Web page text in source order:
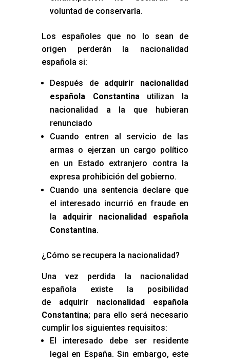
voluntad de conservarla.
Los españoles que no lo sean de
origen perderán la nacionalidad
española si:
Después de adquirir nacionalidad
española Constantinautilizan la
nacionalidad a la que hubieran
renunciado
Cuando entren al servicio de las
armas o ejerzan un cargo político
en un Estado extranjero contra la
expresa prohibición del gobierno.
Cuando una sentencia declare que
el interesado incurrió en fraude en
la adquirir nacionalidad española
Constantina.
¿Cómo se recupera la nacionalidad?
Una vez perdida la nacionalidad
española existe la posibilidad
de adquirir nacionalidad española
Constantina; para ello será necesario
cumplir los siguientes requisitos:
El interesado debe ser residente
legal en España. Sin embargo, este